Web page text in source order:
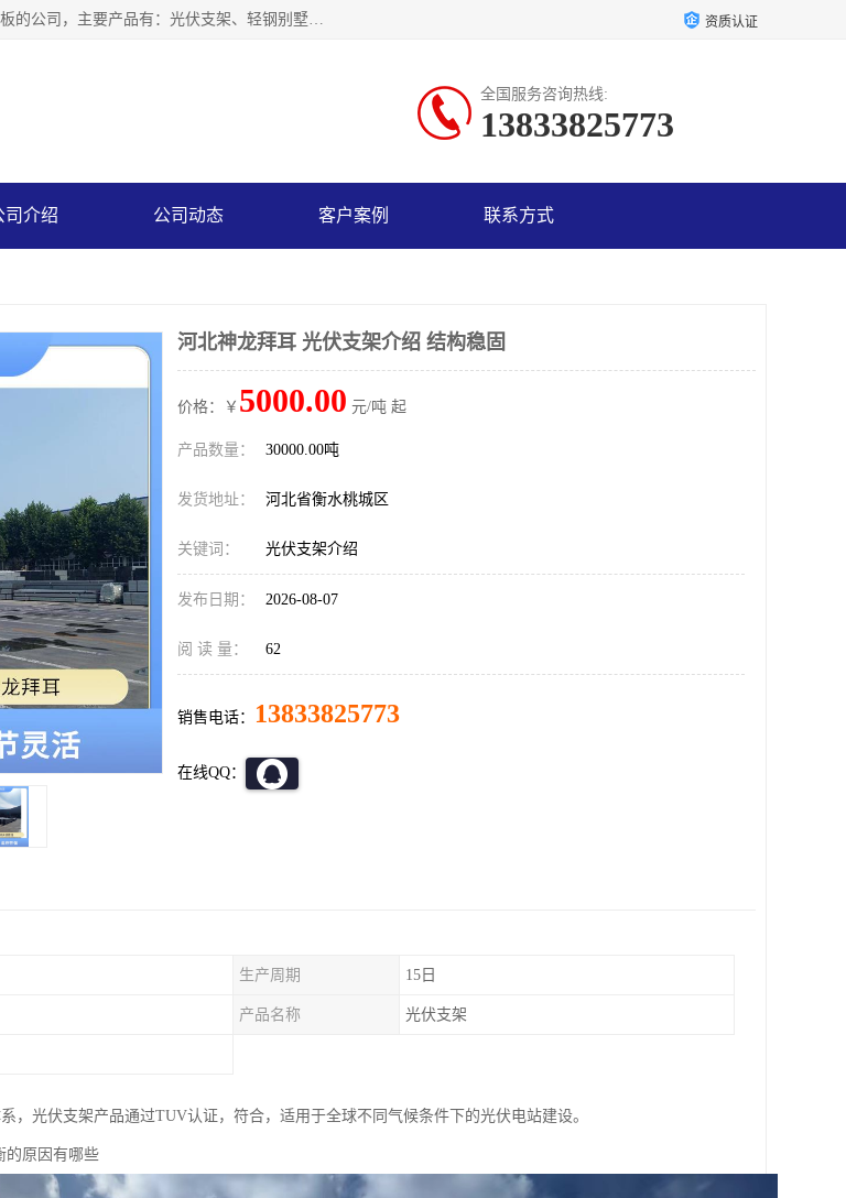
神龙拜耳科技衡水股份有限公司河北一家生产光伏支架，轻钢别墅，阳光板、耐力板的公司，主要产品有：光伏支架、轻钢别墅、阳光板、耐力板、采光板等，公司参与制定了多项标准。 资质认证
全国服务咨询热线:
13833825773
司介绍 公司动态 客户案例 联系方式
河北神龙拜耳 光伏支架介绍 结构稳固
价格：￥ 5000.00 元/吨 起
产品数量： 30000.00吨
发货地址： 河北省衡水桃城区
关键词： 光伏支架介绍
发布日期： 2026-08-07
阅 读 量： 62
销售电话： 13833825773
在线QQ：
生产周期 15日
产品名称 光伏支架
，光伏支架产品通过TUV认证，符合，适用于全球不同气候条件下的光伏电站建设。
的原因有哪些